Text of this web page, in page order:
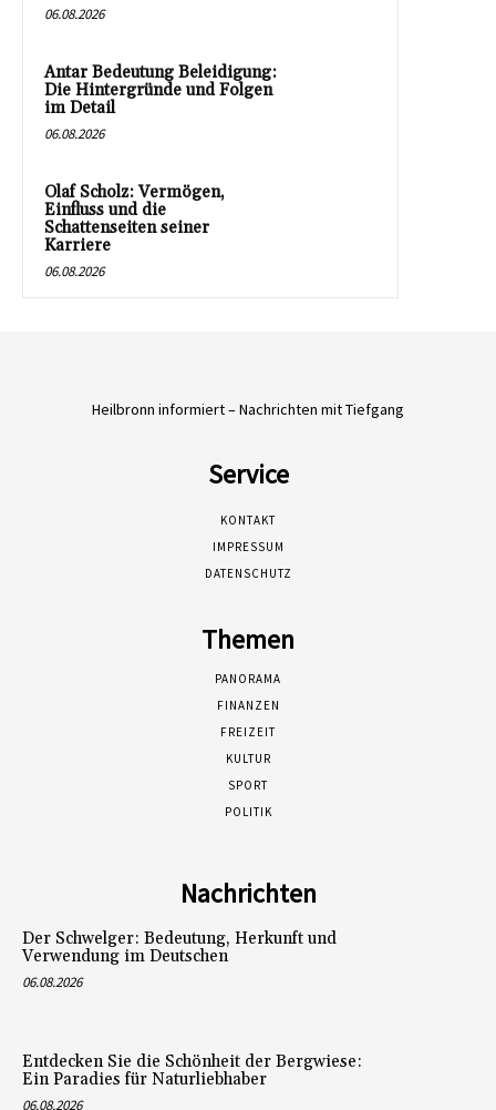
06.08.2026
Antar Bedeutung Beleidigung:
Die Hintergründe und Folgen
im Detail
06.08.2026
Olaf Scholz: Vermögen,
Einfluss und die
Schattenseiten seiner
Karriere
06.08.2026
Heilbronn informiert – Nachrichten mit Tiefgang
Service
KONTAKT
IMPRESSUM
DATENSCHUTZ
Themen
PANORAMA
FINANZEN
FREIZEIT
KULTUR
SPORT
POLITIK
Nachrichten
Der Schwelger: Bedeutung, Herkunft und
Verwendung im Deutschen
06.08.2026
Entdecken Sie die Schönheit der Bergwiese:
Ein Paradies für Naturliebhaber
06.08.2026